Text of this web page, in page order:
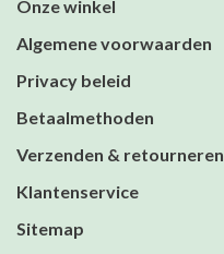
Onze winkel
Algemene voorwaarden
Privacy beleid
Betaalmethoden
Verzenden & retourneren
Klantenservice
Sitemap